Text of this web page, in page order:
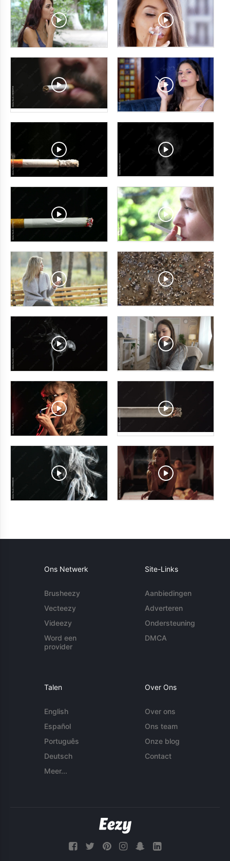
Ons Netwerk
Brusheezy
Vecteezy
Videezy
Word een
provider
Site-Links
Aanbiedingen
Adverteren
Ondersteuning
DMCA
Talen
English
Español
Português
Deutsch
Meer...
Over Ons
Over ons
Ons team
Onze blog
Contact